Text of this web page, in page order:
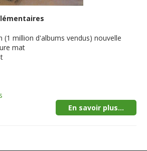
(1 million d'albums vendus) nouvelle
mat
En savoir plus...